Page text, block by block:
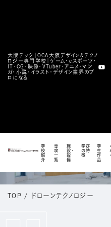
大阪テック｜OCA⼤阪デザイン&テクノ
ロジー専⾨学校｜ゲーム・eスポーツ・
IT・CG・映像・VTuber・アニメ・マン
ガ・小説・イラスト・デザイン業界のプ
ロになる
学
校
紹
介
専
攻
一
覧
施
設・
設
備
学び
の特
徴
学
生
作
品
ドローンテ
TOP / ドローンテクノロジー